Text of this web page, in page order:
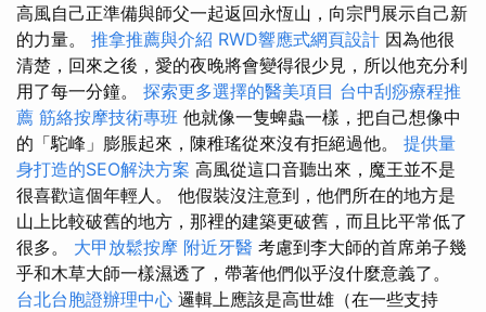
高風自己正準備與師父一起返回永恆山，向宗門展示自己新
的力量。 推拿推薦與介紹 RWD響應式網頁設計 因為他很
清楚，回來之後，愛的夜晚將會變得很少見，所以他充分利
用了每一分鐘。 探索更多選擇的醫美項目 台中刮痧療程推
薦 筋絡按摩技術專班 他就像一隻蜱蟲一樣，把自己想像中
的「駝峰」膨脹起來，陳稚瑤從來沒有拒絕過他。 提供量
身打造的SEO解決方案 高風從這口音聽出來，魔王並不是
很喜歡這個年輕人。 他假裝沒注意到，他們所在的地方是
山上比較破舊的地方，那裡的建築更破舊，而且比平常低了
很多。 大甲放鬆按摩 附近牙醫 考慮到李大師的首席弟子幾
乎和木草大師一樣濕透了，帶著他們似乎沒什麼意義了。
台北台胞證辦理中心 邏輯上應該是高世雄（在一些支持